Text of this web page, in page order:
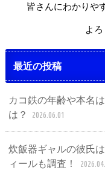
皆さんにわかりや
よ
最近の投稿
カコ鉄の年齢や本名
は？
2026.06.01
炊飯器ギャルの彼氏
ィールも調査！